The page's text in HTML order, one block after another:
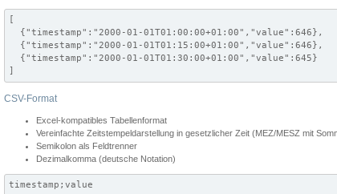
[
  {"timestamp":"2000-01-01T01:00:00+01:00","value":646},
  {"timestamp":"2000-01-01T01:15:00+01:00","value":646},
  {"timestamp":"2000-01-01T01:30:00+01:00","value":645}
]
CSV-Format
Excel-kompatibles Tabellenformat
Vereinfachte Zeitstempeldarstellung in gesetzlicher Zeit (MEZ/MESZ mit
Semikolon als Feldtrenner
Dezimalkomma (deutsche Notation)
timestamp;value